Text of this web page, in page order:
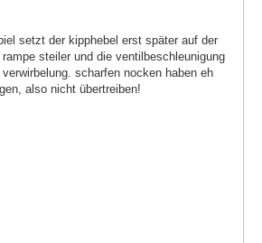
setzt der kipphebel erst später auf der
steiler und die ventilbeschleunigung
scharfen nocken haben eh
also nicht übertreiben!